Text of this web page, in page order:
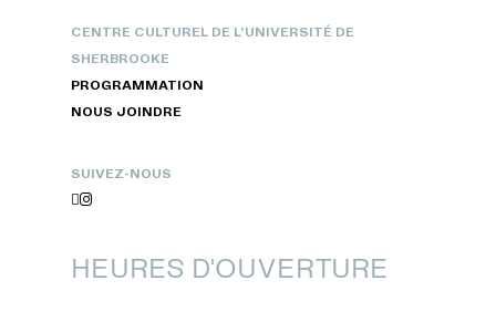
CENTRE CULTUREL DE L’UNIVERSITÉ DE
SHERBROOKE
PROGRAMMATION
NOUS JOINDRE
SUIVEZ-NOUS

HEURES D'OUVERTURE